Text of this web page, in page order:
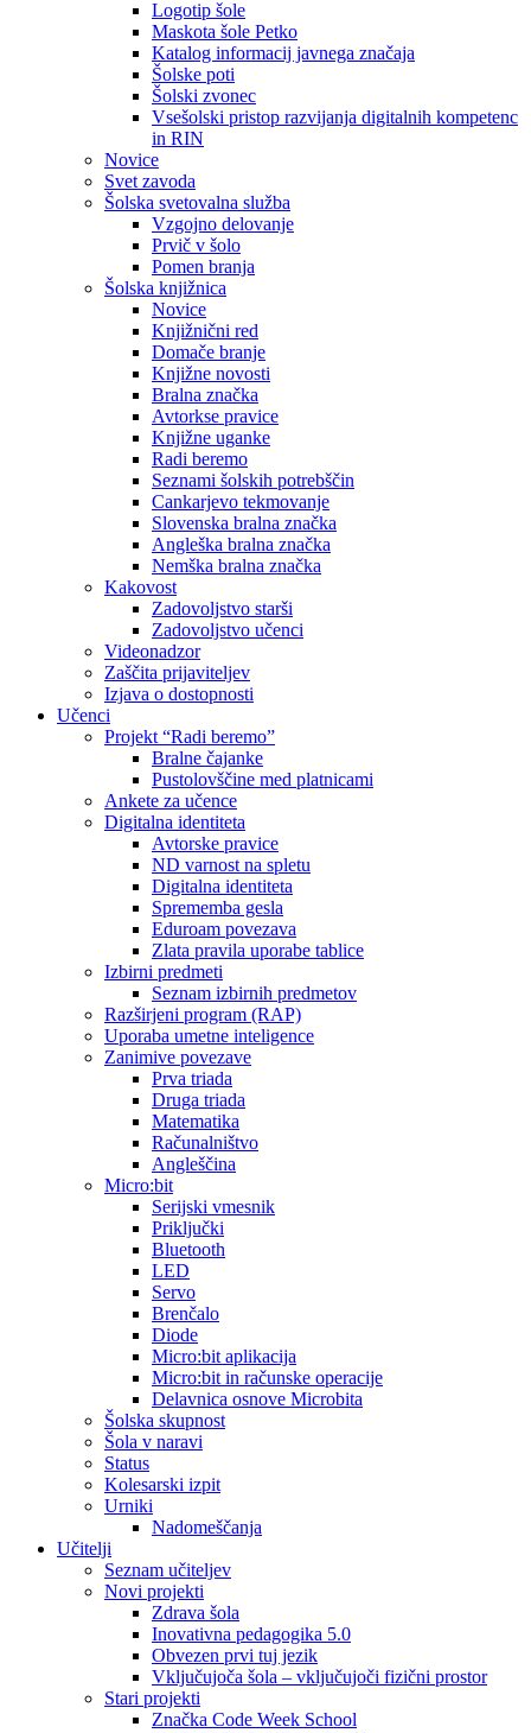
Logotip šole
Maskota šole Petko
Katalog informacij javnega značaja
Šolske poti
Šolski zvonec
Vsešolski pristop razvijanja digitalnih kompetenc
in RIN
Novice
Svet zavoda
Šolska svetovalna služba
Vzgojno delovanje
Prvič v šolo
Pomen branja
Šolska knjižnica
Novice
Knjižnični red
Domače branje
Knjižne novosti
Bralna značka
Avtorkse pravice
Knjižne uganke
Radi beremo
Seznami šolskih potrebščin
Cankarjevo tekmovanje
Slovenska bralna značka
Angleška bralna značka
Nemška bralna značka
Kakovost
Zadovoljstvo starši
Zadovoljstvo učenci
Videonadzor
Zaščita prijaviteljev
Izjava o dostopnosti
Učenci
Projekt “Radi beremo”
Bralne čajanke
Pustolovščine med platnicami
Ankete za učence
Digitalna identiteta
Avtorske pravice
ND varnost na spletu
Digitalna identiteta
Sprememba gesla
Eduroam povezava
Zlata pravila uporabe tablice
Izbirni predmeti
Seznam izbirnih predmetov
Razširjeni program (RAP)
Uporaba umetne inteligence
Zanimive povezave
Prva triada
Druga triada
Matematika
Računalništvo
Angleščina
Micro:bit
Serijski vmesnik
Priključki
Bluetooth
LED
Servo
Brenčalo
Diode
Micro:bit aplikacija
Micro:bit in računske operacije
Delavnica osnove Microbita
Šolska skupnost
Šola v naravi
Status
Kolesarski izpit
Urniki
Nadomeščanja
Učitelji
Seznam učiteljev
Novi projekti
Zdrava šola
Inovativna pedagogika 5.0
Obvezen prvi tuj jezik
Vključujoča šola – vključujoči fizični prostor
Stari projekti
Značka Code Week School